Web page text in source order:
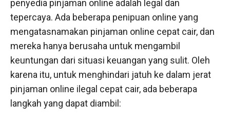
penyedia pinjaman online adalah legal dan
tepercaya. Ada beberapa penipuan online yang
mengatasnamakan pinjaman online cepat cair, dan
mereka hanya berusaha untuk mengambil
keuntungan dari situasi keuangan yang sulit. Oleh
karena itu, untuk menghindari jatuh ke dalam jerat
pinjaman online ilegal cepat cair, ada beberapa
langkah yang dapat diambil: